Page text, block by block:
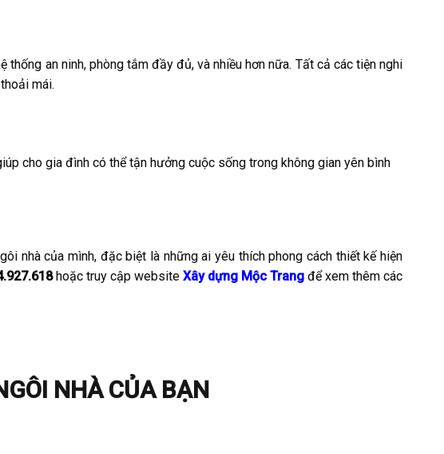
an ninh, phòng tắm đầy đủ, và nhiều hơn nữa. Tất cả các tiện nghi
mái.
cho gia đình có thể tận hưởng cuộc sống trong không gian yên bình
nhà của mình, đặc biệt là những ai yêu thích phong cách thiết kế hiện
hoặc truy cập website Xây dựng Mộc Trangđể xem thêm các
NHÀ CỦA BẠN